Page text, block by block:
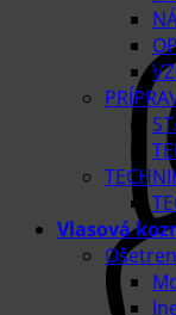
Vlasová